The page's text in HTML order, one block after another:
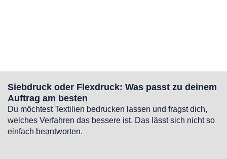
Siebdruck oder Flexdruck: Was passt zu deinem
Auftrag am besten
Du möchtest Textilien bedrucken lassen und fragst dich,
welches Verfahren das bessere ist. Das lässt sich nicht so
einfach beantworten.